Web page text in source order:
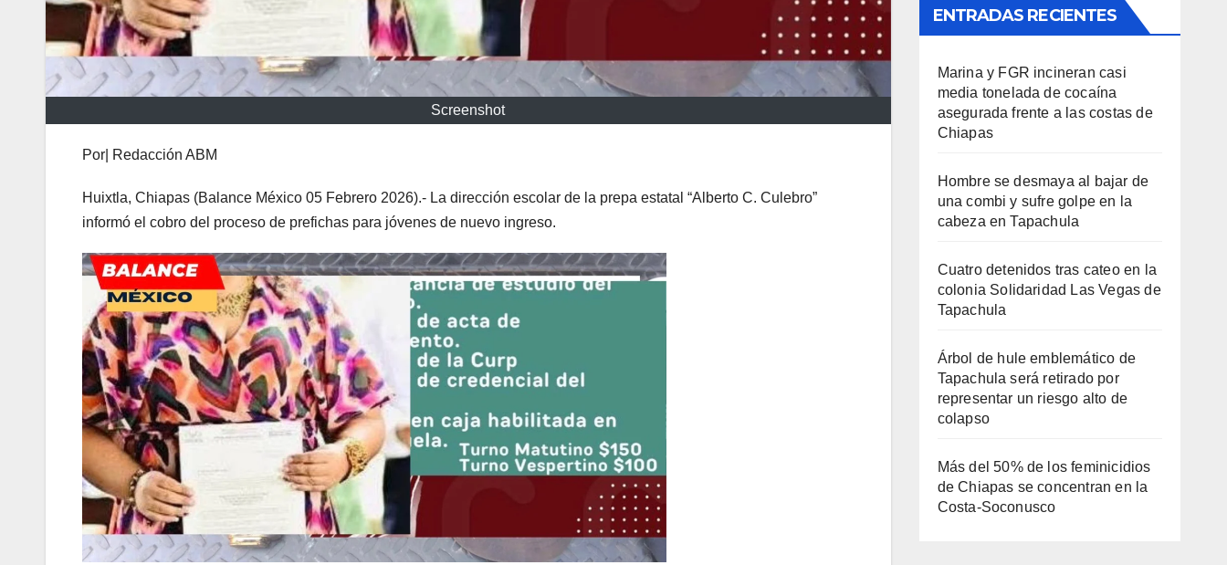
Screenshot
Por| Redacción ABM
Huixtla, Chiapas (Balance México 05 Febrero 2026).- La dirección escolar de la prepa estatal “Alberto C. Culebro”
informó el cobro del proceso de prefichas para jóvenes de nuevo ingreso.
ENTRADAS RECIENTES
Marina y FGR incineran casi
media tonelada de cocaína
asegurada frente a las costas de
Chiapas
Hombre se desmaya al bajar de
una combi y sufre golpe en la
cabeza en Tapachula
Cuatro detenidos tras cateo en la
colonia Solidaridad Las Vegas de
Tapachula
Árbol de hule emblemático de
Tapachula será retirado por
representar un riesgo alto de
colapso
Más del 50% de los feminicidios
de Chiapas se concentran en la
Costa-Soconusco